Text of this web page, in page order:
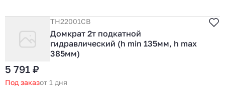
TH22001CB
Домкрат 2т подкатной
гидравлический (h min 135мм, h max
385мм)
5 791 ₽
Под заказот 1 дня